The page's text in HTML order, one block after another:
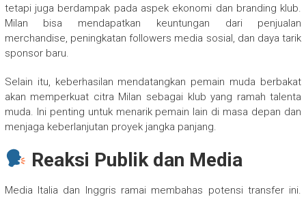
tetapi juga berdampak pada aspek ekonomi dan branding klub.
Milan bisa mendapatkan keuntungan dari penjualan
merchandise, peningkatan followers media sosial, dan daya tarik
sponsor baru.
Selain itu, keberhasilan mendatangkan pemain muda berbakat
akan memperkuat citra Milan sebagai klub yang ramah talenta
muda. Ini penting untuk menarik pemain lain di masa depan dan
menjaga keberlanjutan proyek jangka panjang.
Reaksi Publik dan Media
Media Italia dan Inggris ramai membahas potensi transfer ini.